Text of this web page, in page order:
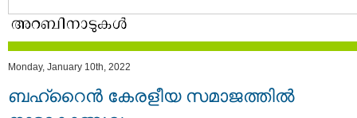
Monday, January 10th, 2022
ബഹ്റൈന്‍ കേരളീയ സമാജത്തില്‍